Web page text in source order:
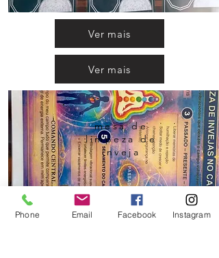
Ver mais
Ver mais
mesa de
limpeza de
inveja
Phone Email Facebook Instagram